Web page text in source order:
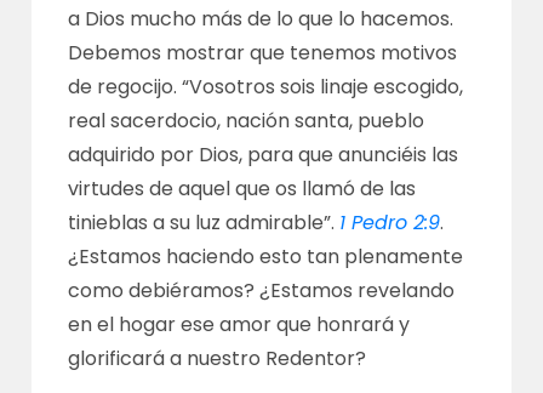
a Dios mucho más de lo que lo hacemos.
Debemos mostrar que tenemos motivos
de regocijo. “Vosotros sois linaje escogido,
real sacerdocio, nación santa, pueblo
adquirido por Dios, para que anunciéis las
virtudes de aquel que os llamó de las
tinieblas a su luz admirable”. 1 Pedro 2:9.
¿Estamos haciendo esto tan plenamente
como debiéramos? ¿Estamos revelando
en el hogar ese amor que honrará y
glorificará a nuestro Redentor?